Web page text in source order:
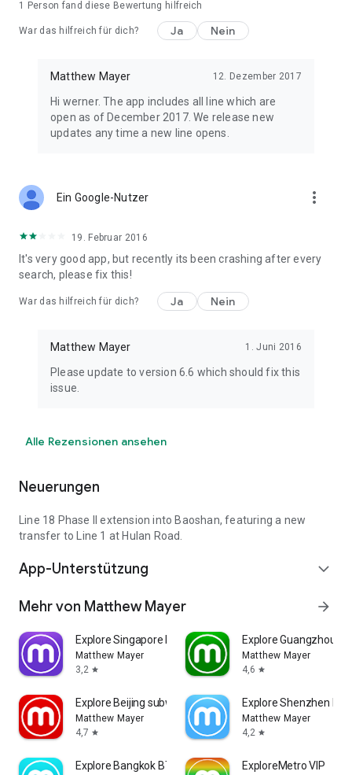
1 Person fand diese Bewertung hilfreich
War das hilfreich für dich? Ja Nein
Matthew Mayer 12. Dezember 2017
Hi werner. The app includes all line which are
open as of December 2017. We release new
updates any time a new line opens.
Ein Google-Nutzer more_vert
19. Februar 2016
It's very good app, but recently its been crashing after every
search, please fix this!
War das hilfreich für dich? Ja Nein
Matthew Mayer 1. Juni 2016
Please update to version 6.6 which should fix this
issue.
Alle Rezensionen ansehen
Neuerungen
Line 18 Phase II extension into Baoshan, featuring a new
transfer to Line 1 at Hulan Road.
App-Unterstützung expand_more
Mehr von Matthew Mayer arrow_forward
Explore Singapore MRT map
Matthew Mayer
3,2 star
Explore Guangzhou
Matthew Mayer
4,6 star
Explore Beijing subway map
Matthew Mayer
4,7 star
Explore Shenzhen
Matthew Mayer
4,2 star
Explore Bangkok BTS & MRT map ExploreMetro VIP